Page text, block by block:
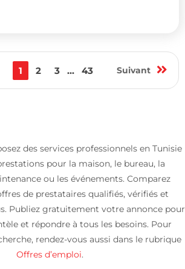
1 2 3 ... 43 Suivant
des services professionnels en Tunisie
pour la maison, le bureau, la
ou les événements. Comparez
de prestataires qualifiés, vérifiés et
Publiez gratuitement votre annonce pour
et répondre à tous les besoins. Pour
rendez-vous aussi dans le rubrique
Offres d’emploi.